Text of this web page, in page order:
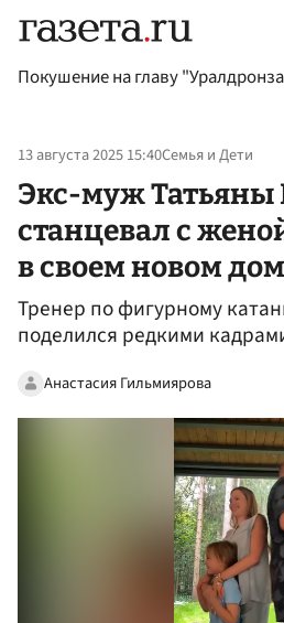
Покушение на главу
13 августа 2025 15:40Семья и Дети
Экс-муж Татьяны
станцевал с
в своем новом
Тренер по фигурному
поделился редкими
Анастасия Гильмиярова